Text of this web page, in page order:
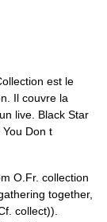
est le
Il couvre la
live. Black Star
Don t
O.Fr. collection
together,
collect)).